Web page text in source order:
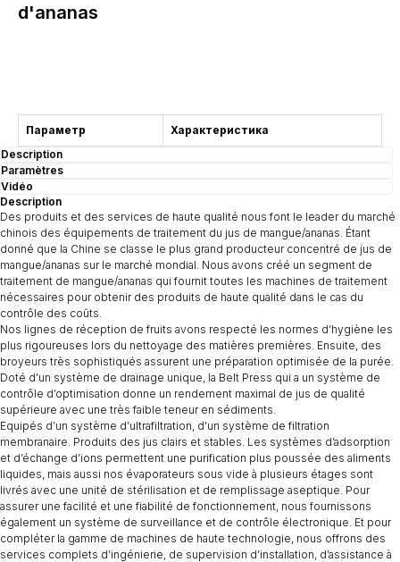
d'ananas
Параметр
Характеристика
Description
Paramètres
Vidéo
Description
Des produits et des services de haute qualité nous font le leader du marché
chinois des équipements de traitement du jus de mangue/ananas. Étant
donné que la Chine se classe le plus grand producteur concentré de jus de
mangue/ananas sur le marché mondial. Nous avons créé un segment de
traitement de mangue/ananas qui fournit toutes les machines de traitement
nécessaires pour obtenir des produits de haute qualité dans le cas du
contrôle des coûts.
Nos lignes de réception de fruits avons respecté les normes d’hygiène les
plus rigoureuses lors du nettoyage des matières premières. Ensuite, des
broyeurs très sophistiqués assurent une préparation optimisée de la purée.
Doté d’un système de drainage unique, la Belt Press qui a un système de
contrôle d’optimisation donne un rendement maximal de jus de qualité
supérieure avec une très faible teneur en sédiments.
Equipés d’un système d’ultrafiltration, d’un système de filtration
membranaire. Produits des jus clairs et stables. Les systèmes d’adsorption
et d’échange d’ions permettent une purification plus poussée des aliments
liquides, mais aussi nos évaporateurs sous vide à plusieurs étages sont
livrés avec une unité de stérilisation et de remplissage aseptique. Pour
assurer une facilité et une fiabilité de fonctionnement, nous fournissons
également un système de surveillance et de contrôle électronique. Et pour
compléter la gamme de machines de haute technologie, nous offrons des
services complets d’ingénierie, de supervision d’installation, d’assistance à